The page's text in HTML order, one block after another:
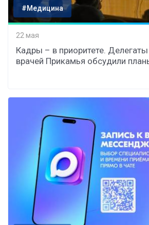
#Медицина
22 мая
Кадры – в приоритете.
врачей Прикамья обсудили